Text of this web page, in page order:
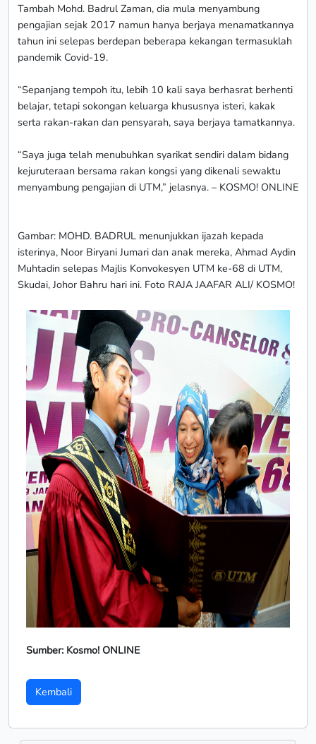
Tambah Mohd. Badrul Zaman, dia mula menyambung
pengajian sejak 2017 namun hanya berjaya menamatkannya
tahun ini selepas berdepan beberapa kekangan termasuklah
pandemik Covid-19.
“Sepanjang tempoh itu, lebih 10 kali saya berhasrat berhenti
belajar, tetapi sokongan keluarga khususnya isteri, kakak
serta rakan-rakan dan pensyarah, saya berjaya tamatkannya.
“Saya juga telah menubuhkan syarikat sendiri dalam bidang
kejuruteraan bersama rakan kongsi yang dikenali sewaktu
menyambung pengajian di UTM,” jelasnya. – KOSMO! ONLINE
Gambar: MOHD. BADRUL menunjukkan ijazah kepada
isterinya, Noor Biryani Jumari dan anak mereka, Ahmad Aydin
Muhtadin selepas Majlis Konvokesyen UTM ke-68 di UTM,
Skudai, Johor Bahru hari ini. Foto RAJA JAAFAR ALI/ KOSMO!
Sumber: Kosmo! ONLINE
Kembali